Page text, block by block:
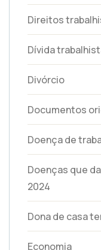
Direitos
Dívida
Divórcio
Documentos
Doença de
Doenças que
2024
Dona de casa
Economia